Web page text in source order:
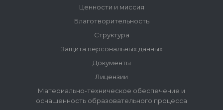
Ценности и миссия
Благотворительность
Структура
Защита персональных данных
Документы
Лицензии
Материально-техническое обеспечение и
оснащенность образовательного процесса